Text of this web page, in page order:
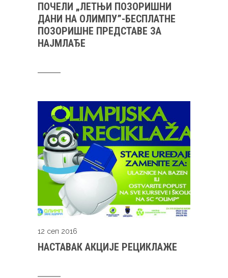
ПОЧЕЛИ „ЛЕТЊИ ПОЗОРИШНИ
ДАНИ НА ОЛИМПУ”-БЕСПЛАТНЕ
ПОЗОРИШНЕ ПРЕДСТАВЕ ЗА
НАЈМЛАЂЕ
12 сеп 2016
НАСТАВАК АКЦИЈЕ РЕЦИКЛАЖЕ